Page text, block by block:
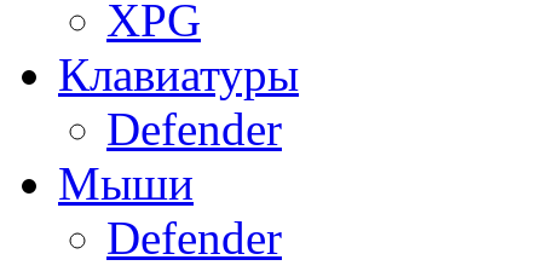
XPG
Клавиатуры
Defender
Мыши
Defender